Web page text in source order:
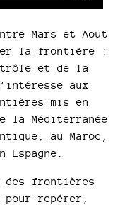
Mars et Aout
la frontière :
et de la
aux
mis en
la Méditerranée
au Maroc,
frontières
repérer,